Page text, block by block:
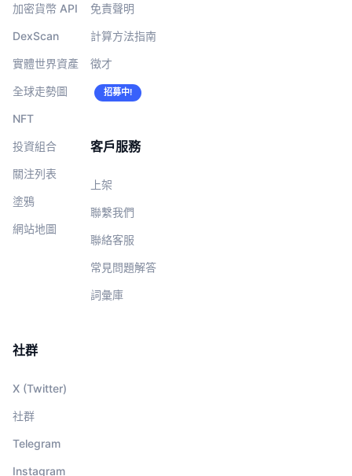
加密貨幣 API
DexScan
實體世界資產
全球走勢圖
NFT
投資組合
關注列表
塗鴉
網站地圖
免責聲明
計算方法指南
徵才
招募中!
客戶服務
上架
聯繫我們
聯絡客服
常見問題解答
詞彙庫
社群
X (Twitter)
社群
Telegram
Instagram